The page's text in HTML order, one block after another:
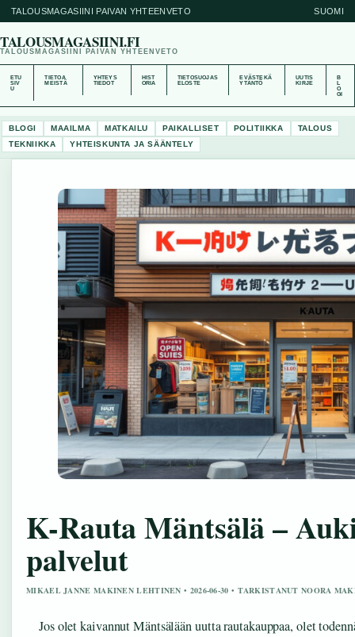
TALOUSMAGASIINI PAIVAN YHTEENVETO SUOMI
TALOUSMAGASIINI.FI
TALOUSMAGASIINI PAIVAN YHTEENVETO
ETU
SIV
U
TIETOA
MEISTÄ
YHTEYS
TIEDOT
HIST
ORIA
TIETOSUOJAS
ELOSTE
EVÄSTEKÄ
YTÄNTÖ
UUTIS
KIRJE
B
O
GI
BLOGI MAAILMA MATKAILU PAIKALLISET POLITIIKKA
TALOUS
TEKNIIKKA
YHTEISKUNTA JA SÄÄNTELY
K-Rauta Mäntsälä –
palvelut
MIKAEL JANNE MAKINEN LEHTINEN • 2026-06-30 • TARKISTANUT NOORA
Jos olet kaivannut Mäntsälään uutta rautakauppaa, olet